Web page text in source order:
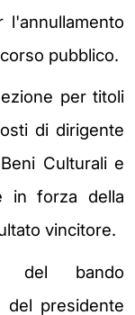
pubblico.
per titoli
di dirigente
Culturali e
in forza della
vincitore.
del bando
presidente